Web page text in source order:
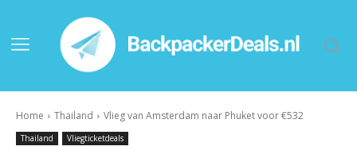
Home Thailand Vlieg van Amsterdam naar Phuket voor €532
Thailand Vliegticketdeals